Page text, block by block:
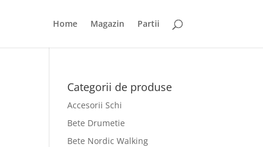
Home Magazin Partii
Categorii de produse
Accesorii Schi
Bete Drumetie
Bete Nordic Walking